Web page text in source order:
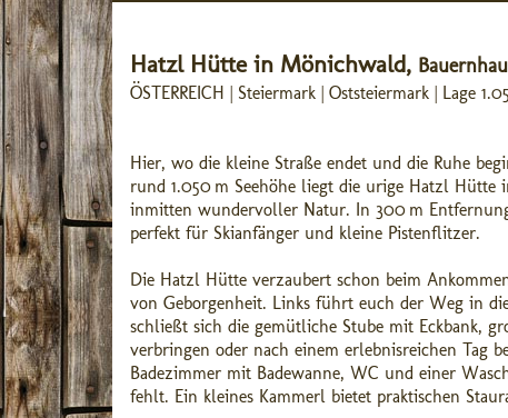
Hatzl Hütte in Mönichwald,
ÖSTERREICH | Steiermark | Oststeiermark | Lage
Hier, wo die kleine Straße endet und die Ruhe
rund 1.050 m Seehöhe liegt die urige Hatzl
inmitten wundervoller Natur. In 300 m
perfekt für Skianfänger und kleine Pistenflitzer.
Die Hatzl Hütte verzaubert schon beim
von Geborgenheit. Links führt euch der Weg in
schließt sich die gemütliche Stube mit Eckbank,
verbringen oder nach einem erlebnisreichen Tag
Badezimmer mit Badewanne, WC und einer
fehlt. Ein kleines Kammerl bietet praktischen